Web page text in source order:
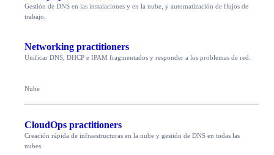
Gestión de DNS en las instalaciones y en la nube, y automatización de flujos de
trabajo.
Networking practitioners
Unificar DNS, DHCP e IPAM fragmentados y responder a los problemas de red.
Nube
CloudOps practitioners
Creación rápida de infraestructuras en la nube y gestión de DNS en todas las
nubes.